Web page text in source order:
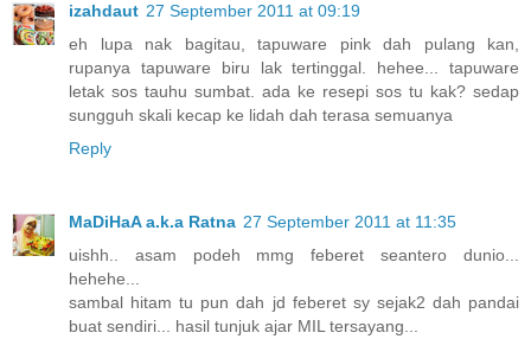
izahdaut 27 September 2011 at 09:19
eh lupa nak bagitau, tapuware pink dah pulang kan,
rupanya tapuware biru lak tertinggal. hehee... tapuware
letak sos tauhu sumbat. ada ke resepi sos tu kak? sedap
sungguh skali kecap ke lidah dah terasa semuanya
Reply
MaDiHaA a.k.a Ratna 27 September 2011 at 11:35
uishh.. asam podeh mmg feberet seantero dunio...
hehehe...
sambal hitam tu pun dah jd feberet sy sejak2 dah pandai
buat sendiri... hasil tunjuk ajar MIL tersayang...